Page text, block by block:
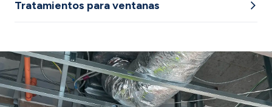
Tratamientos para ventanas